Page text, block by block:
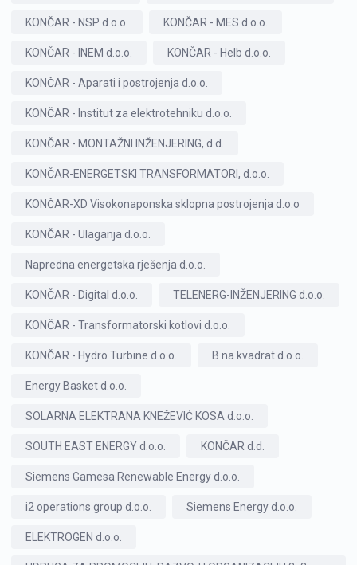
KONČAR - NSP d.o.o. KONČAR - MES d.o.o.
KONČAR - INEM d.o.o. KONČAR - Helb d.o.o.
KONČAR - Aparati i postrojenja d.o.o.
KONČAR - Institut za elektrotehniku d.o.o.
KONČAR - MONTAŽNI INŽENJERING, d.d.
KONČAR-ENERGETSKI TRANSFORMATORI, d.o.o.
KONČAR-XD Visokonaponska sklopna postrojenja d.o.o
KONČAR - Ulaganja d.o.o.
Napredna energetska rješenja d.o.o.
KONČAR - Digital d.o.o. TELENERG-INŽENJERING d.o.o.
KONČAR - Transformatorski kotlovi d.o.o.
KONČAR - Hydro Turbine d.o.o. B na kvadrat d.o.o.
Energy Basket d.o.o.
SOLARNA ELEKTRANA KNEŽEVIĆ KOSA d.o.o.
SOUTH EAST ENERGY d.o.o. KONČAR d.d.
Siemens Gamesa Renewable Energy d.o.o.
i2 operations group d.o.o. Siemens Energy d.o.o.
ELEKTROGEN d.o.o.